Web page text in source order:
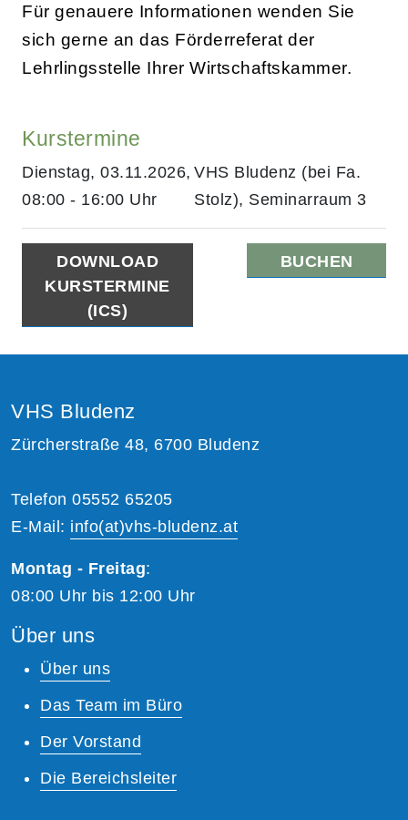
Für genauere Informationen wenden Sie
sich gerne an das Förderreferat der
Lehrlingsstelle Ihrer Wirtschaftskammer.
Kurstermine
Dienstag, 03.11.2026,
08:00 - 16:00 Uhr
VHS Bludenz (bei Fa.
Stolz), Seminarraum 3
DOWNLOAD
KURSTERMINE
(ICS)
BUCHEN
VHS Bludenz
Zürcherstraße 48, 6700 Bludenz
Telefon 05552 65205
E-Mail: info(at)vhs-bludenz.at
Montag - Freitag:
08:00 Uhr bis 12:00 Uhr
Über uns
Über uns
Das Team im Büro
Der Vorstand
Die Bereichsleiter